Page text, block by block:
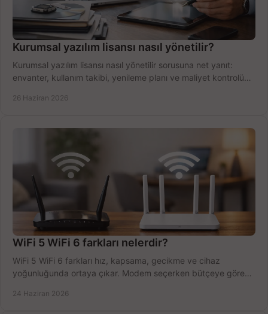
Kurumsal yazılım lisansı nasıl yönetilir?
Kurumsal yazılım lisansı nasıl yönetilir sorusuna net yanıt:
envanter, kullanım takibi, yenileme planı ve maliyet kontrolü
26 Haziran 2026
WiFi 5 WiFi 6 farkları nelerdir?
WiFi 5 WiFi 6 farkları hız, kapsama, gecikme ve cihaz
yoğunluğunda ortaya çıkar. Modem seçerken bütçeye göre
24 Haziran 2026